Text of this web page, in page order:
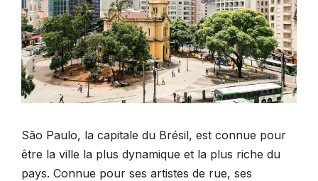
São Paulo, la capitale du Brésil, est connue pour
être la ville la plus dynamique et la plus riche du
pays. Connue pour ses artistes de rue, ses